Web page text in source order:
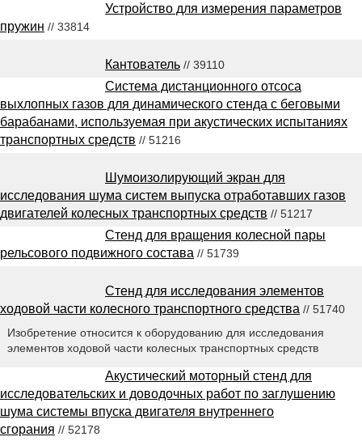
Устройство для измерения параметров
пружин // 33814
Кантователь // 39110
Система дистанционного отсоса
выхлопных газов для динамического стенда с беговыми
барабанами, используемая при акустических испытаниях
транспортных средств // 51216
Шумоизолирующий экран для
исследования шума систем выпуска отработавших газов
двигателей колесных транспортных средств // 51217
Стенд для вращения колесной пары
рельсового подвижного состава // 51739
Стенд для исследования элементов
ходовой части колесного транспортного средства // 51740
Изобретение относится к оборудованию для исследования
элементов ходовой части колесных транспортных средств
Акустический моторный стенд для
исследовательских и доводочных работ по заглушению
шума системы впуска двигателя внутреннего
сгорания // 52178